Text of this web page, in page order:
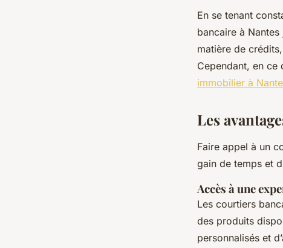
En se tenant
bancaire à
matière de
Cependant, en ce
immobilier à
Les
Faire appel à un
gain de temps et
Accès à une
Les courtiers
des produits
personnalisés et